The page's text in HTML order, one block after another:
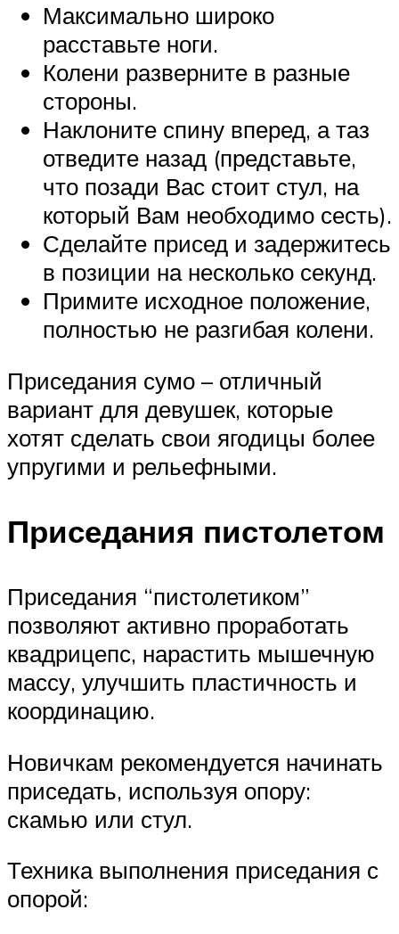
Максимально широко
расставьте ноги.
Колени разверните в разные
стороны.
Наклоните спину вперед, а таз
отведите назад (представьте,
что позади Вас стоит стул, на
который Вам необходимо сесть).
Сделайте присед и задержитесь
в позиции на несколько секунд.
Примите исходное положение,
полностью не разгибая колени.
Приседания сумо – отличный
вариант для девушек, которые
хотят сделать свои ягодицы более
упругими и рельефными.
Приседания пистолетом
Приседания “пистолетиком”
позволяют активно проработать
квадрицепс, нарастить мышечную
массу, улучшить пластичность и
координацию.
Новичкам рекомендуется начинать
приседать, используя опору:
скамью или стул.
Техника выполнения приседания с
опорой: